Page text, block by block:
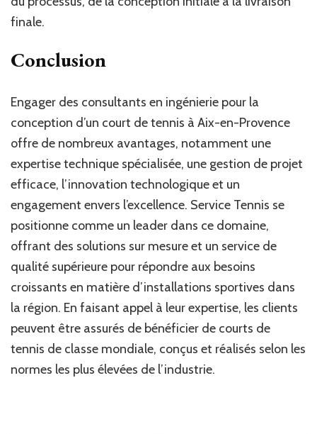
finale.
Conclusion
Engager des consultants en ingénierie pour la
conception d’un court de tennis à Aix-en-Provence
offre de nombreux avantages, notamment une
expertise technique spécialisée, une gestion de projet
efficace, l’innovation technologique et un
engagement envers l’excellence. Service Tennis se
positionne comme un leader dans ce domaine,
offrant des solutions sur mesure et un service de
qualité supérieure pour répondre aux besoins
croissants en matière d’installations sportives dans
la région. En faisant appel à leur expertise, les clients
peuvent être assurés de bénéficier de courts de
tennis de classe mondiale, conçus et réalisés selon les
normes les plus élevées de l’industrie.